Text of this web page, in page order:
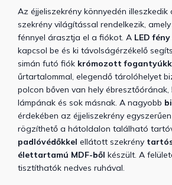
Az éjjeliszekrény könnyedén illeszkedik
szekrény világítással rendelkezik,
fénnyel árasztja el a fiókot. A LED fény
kapcsol be és ki távolságérzékelő
simán futó fiók krómozott
űrtartalommal, elegendő tárolóhelyet
polcon bőven van hely ébresztőórának,
lámpának és sok másnak. A nagyobb
érdekében az éjjeliszekrény
rögzíthető a hátoldalon található
padlóvédőkkel ellátott szekrény
élettartamú MDF-ből készült. A
tisztíthatók nedves ruhával.